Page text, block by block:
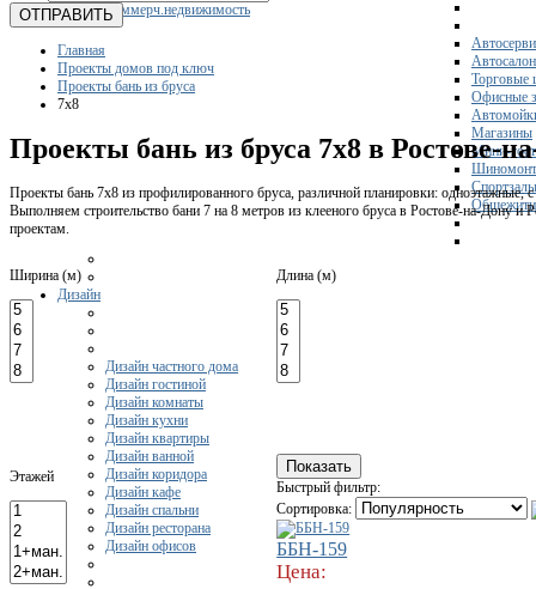
Коммерч.недвижимость
Торговые
Офисные
Магазины
Мини-
Спортзалы
Дизайн
Дизайн частного дома
Дизайн гостиной
Дизайн комнаты
Дизайн кухни
Дизайн квартиры
Дизайн ванной
Дизайн коридора
Дизайн кафе
Дизайн спальни
Дизайн ресторана
Дизайн офисов
ОТПРАВИТЬ
Главная
Проекты домов под ключ
Проекты бань из бруса
7x8
Проекты бань из бруса 7х8 в Ростове-
Проекты бань 7х8 из профилированного бруса, различной планировки: одноэтажные,
Выполняем строительство бани 7 на 8 метров из клееного бруса в Ростове-на-Дону и
проектам.
Ширина (м) Длина (м)
Этажей
Быстрый фильтр:
Сортировка:
ББН-159
Цена: